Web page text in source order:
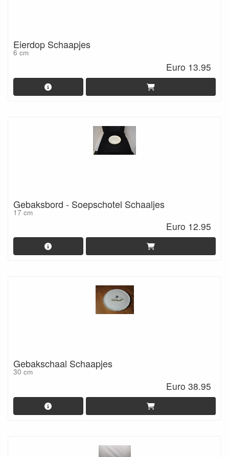
Eierdop Schaapjes
6 cm
Euro 13.95
Gebaksbord - Soepschotel Schaaljes
17 cm
Euro 12.95
Gebakschaal Schaapjes
30 cm
Euro 38.95